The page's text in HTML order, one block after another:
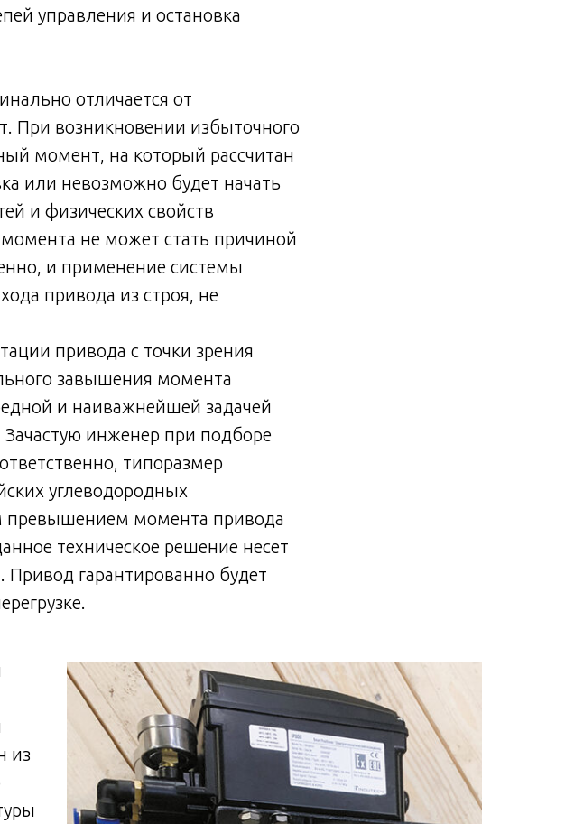
управления и остановка
отличается от
При возникновении избыточного
момент, на который рассчитан
или невозможно будет начать
и физических свойств
не может стать причиной
и применение системы
привода из строя, не
привода с точки зрения
завышения момента
и наиважнейшей задачей
инженер при подборе
типоразмер
углеводородных
превышением момента привода
техническое решение несет
гарантированно будет
из